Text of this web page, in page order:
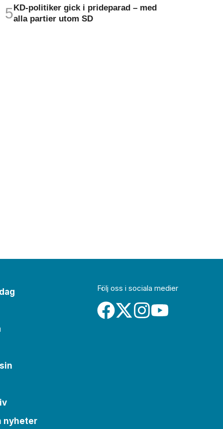
KD-politiker gick i prideparad – med
alla partier utom SD
nyheter
Följ oss i sociala medier